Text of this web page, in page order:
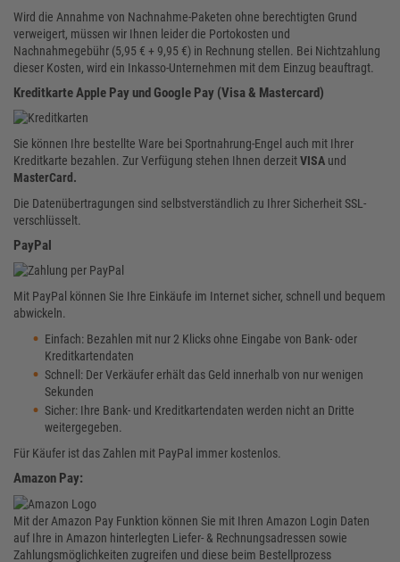
Wird die Annahme von Nachnahme-Paketen ohne berechtigten Grund
verweigert, müssen wir Ihnen leider die Portokosten und
Nachnahmegebühr (5,95 € + 9,95 €) in Rechnung stellen. Bei Nichtzahlung
dieser Kosten, wird ein Inkasso-Unternehmen mit dem Einzug beauftragt.
Kreditkarte Apple Pay und Google Pay (Visa & Mastercard)
Sie können Ihre bestellte Ware bei Sportnahrung-Engel auch mit Ihrer
Kreditkarte bezahlen. Zur Verfügung stehen Ihnen derzeitVISA und
MasterCard.
Die Datenübertragungen sind selbstverständlich zu Ihrer Sicherheit SSL-
verschlüsselt.
PayPal
Mit PayPal können Sie Ihre Einkäufe im Internet sicher, schnell und bequem
abwickeln.
Einfach: Bezahlen mit nur 2 Klicks ohne Eingabe von Bank- oder
Kreditkartendaten
Schnell: Der Verkäufer erhält das Geld innerhalb von nur wenigen
Sekunden
Sicher: Ihre Bank- und Kreditkartendaten werden nicht an Dritte
weitergegeben.
Für Käufer ist das Zahlen mit PayPal immer kostenlos.
Amazon Pay:
Mit der Amazon Pay Funktion können Sie mit Ihren Amazon Login Daten
auf Ihre in Amazon hinterlegten Liefer- & Rechnungsadressen sowie
Zahlungsmöglichkeiten zugreifen und diese beim Bestellprozess